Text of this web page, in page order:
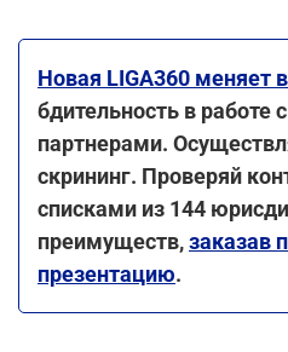
Новая LIGA360 меняет
бдительность в работе
партнерами.
скрининг. Проверяй
списками из 144
преимуществ,заказав
презентацию.